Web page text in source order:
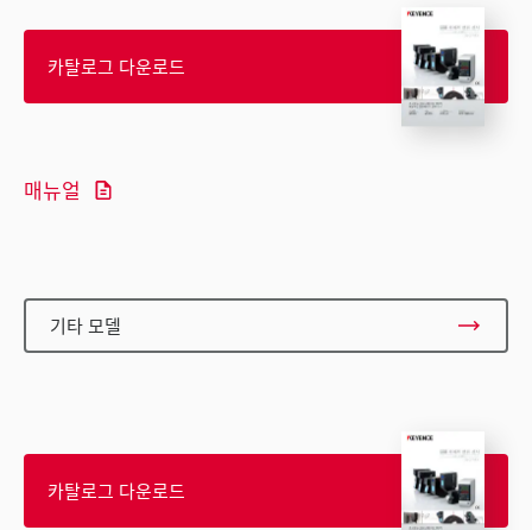
카탈로그 다운로드
매뉴얼
기타 모델
카탈로그 다운로드